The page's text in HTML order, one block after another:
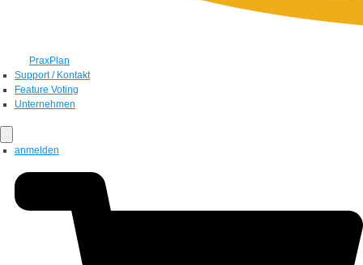
PraxPlan
Support / Kontakt
Feature Voting
Unternehmen
anmelden